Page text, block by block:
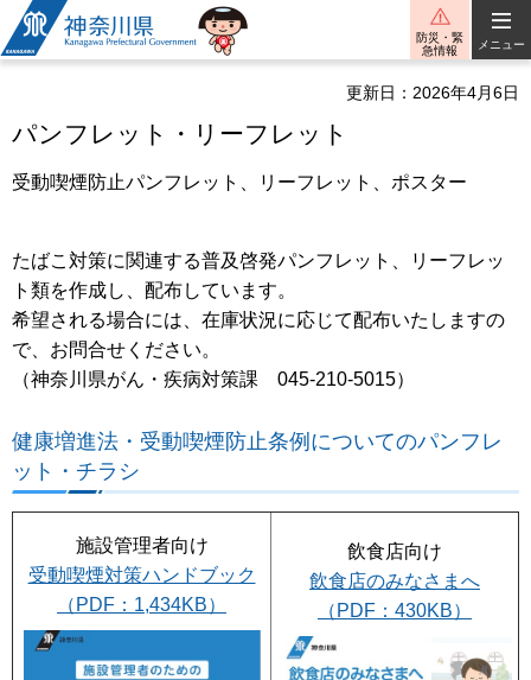
神奈川県
防災・緊
急情報
メニュー
更新日：2026年4月6日
パンフレット・リーフレット
受動喫煙防止パンフレット、リーフレット、ポスター
たばこ対策に関連する普及啓発パンフレット、リーフレッ
ト類を作成し、配布しています。
希望される場合には、在庫状況に応じて配布いたしますの
で、お問合せください。
（神奈川県がん・疾病対策課 045-210-5015）
健康増進法・受動喫煙防止条例についてのパンフレ
ット・チラシ
施設管理者向け
受動喫煙対策ハンドブック
（PDF：1,434KB）
飲食店向け
飲食店のみなさまへ
（PDF：430KB）